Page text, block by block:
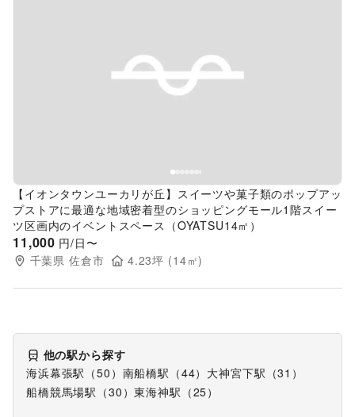
Previous slide
【イオンタウンユーカリが丘】スイーツや菓子類のポップアッ
プストアに最適な地域密着型のショッピングモール1階スイー
ツ区画内のイベントスペース（OYATSU14㎡）
11,000 円/日〜
千葉県 佐倉市 4.23坪 (14㎡)
他の駅から探す
海浜幕張駅 （50 ） 南船橋駅 （44） 大神宮下駅 （31 ）
船橋競馬場駅 （30 ）東海神駅 （25）